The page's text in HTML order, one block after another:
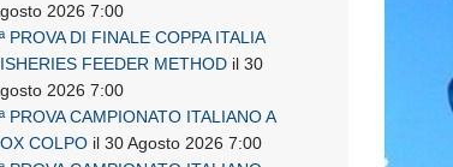
2026 7:00
PROVA DI FINALE COPPA ITALIA
FEEDER METHOD il 30
2026 7:00
PROVA CAMPIONATO ITALIANO A
COLPO il 30 Agosto 2026 7:00